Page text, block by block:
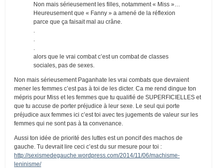
Non mais sérieusement les filles, notamment « Miss »…
Heureusement que « Fanny » a amené de la réflexion
parce que ça faisait mal au crâne.
alors que le vrai combat c’est un combat de classes
sociales, pas de sexes.
Non mais sérieusement Paganhate les vrai combats que devraient
mener les femmes c’est pas à toi de les dicter. Ca me rend dingue ton
mépris pour Miss et les femmes que tu qualifié de SUPERFICIELLES et
que tu accuse de porter préjudice à leur sexe. Le seul qui porte
préjudice aux femmes ici c’est toi avec tes jugements de valeur sur les
femmes qui ne sont pas à ta convenance.
Aussi ton idée de priorité des luttes est un poncif des machos de
gauche. Tu devrait lire ceci c’est du sur mesure pour toi :
http://sexismedegauche.wordpress.com/2014/11/06/machisme-
leninisme/